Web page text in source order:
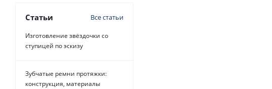
Статьи Все статьи
Изготовление звёздочки со
ступицей по эскизу
Зубчатые ремни протяжки:
конструкция, материалы